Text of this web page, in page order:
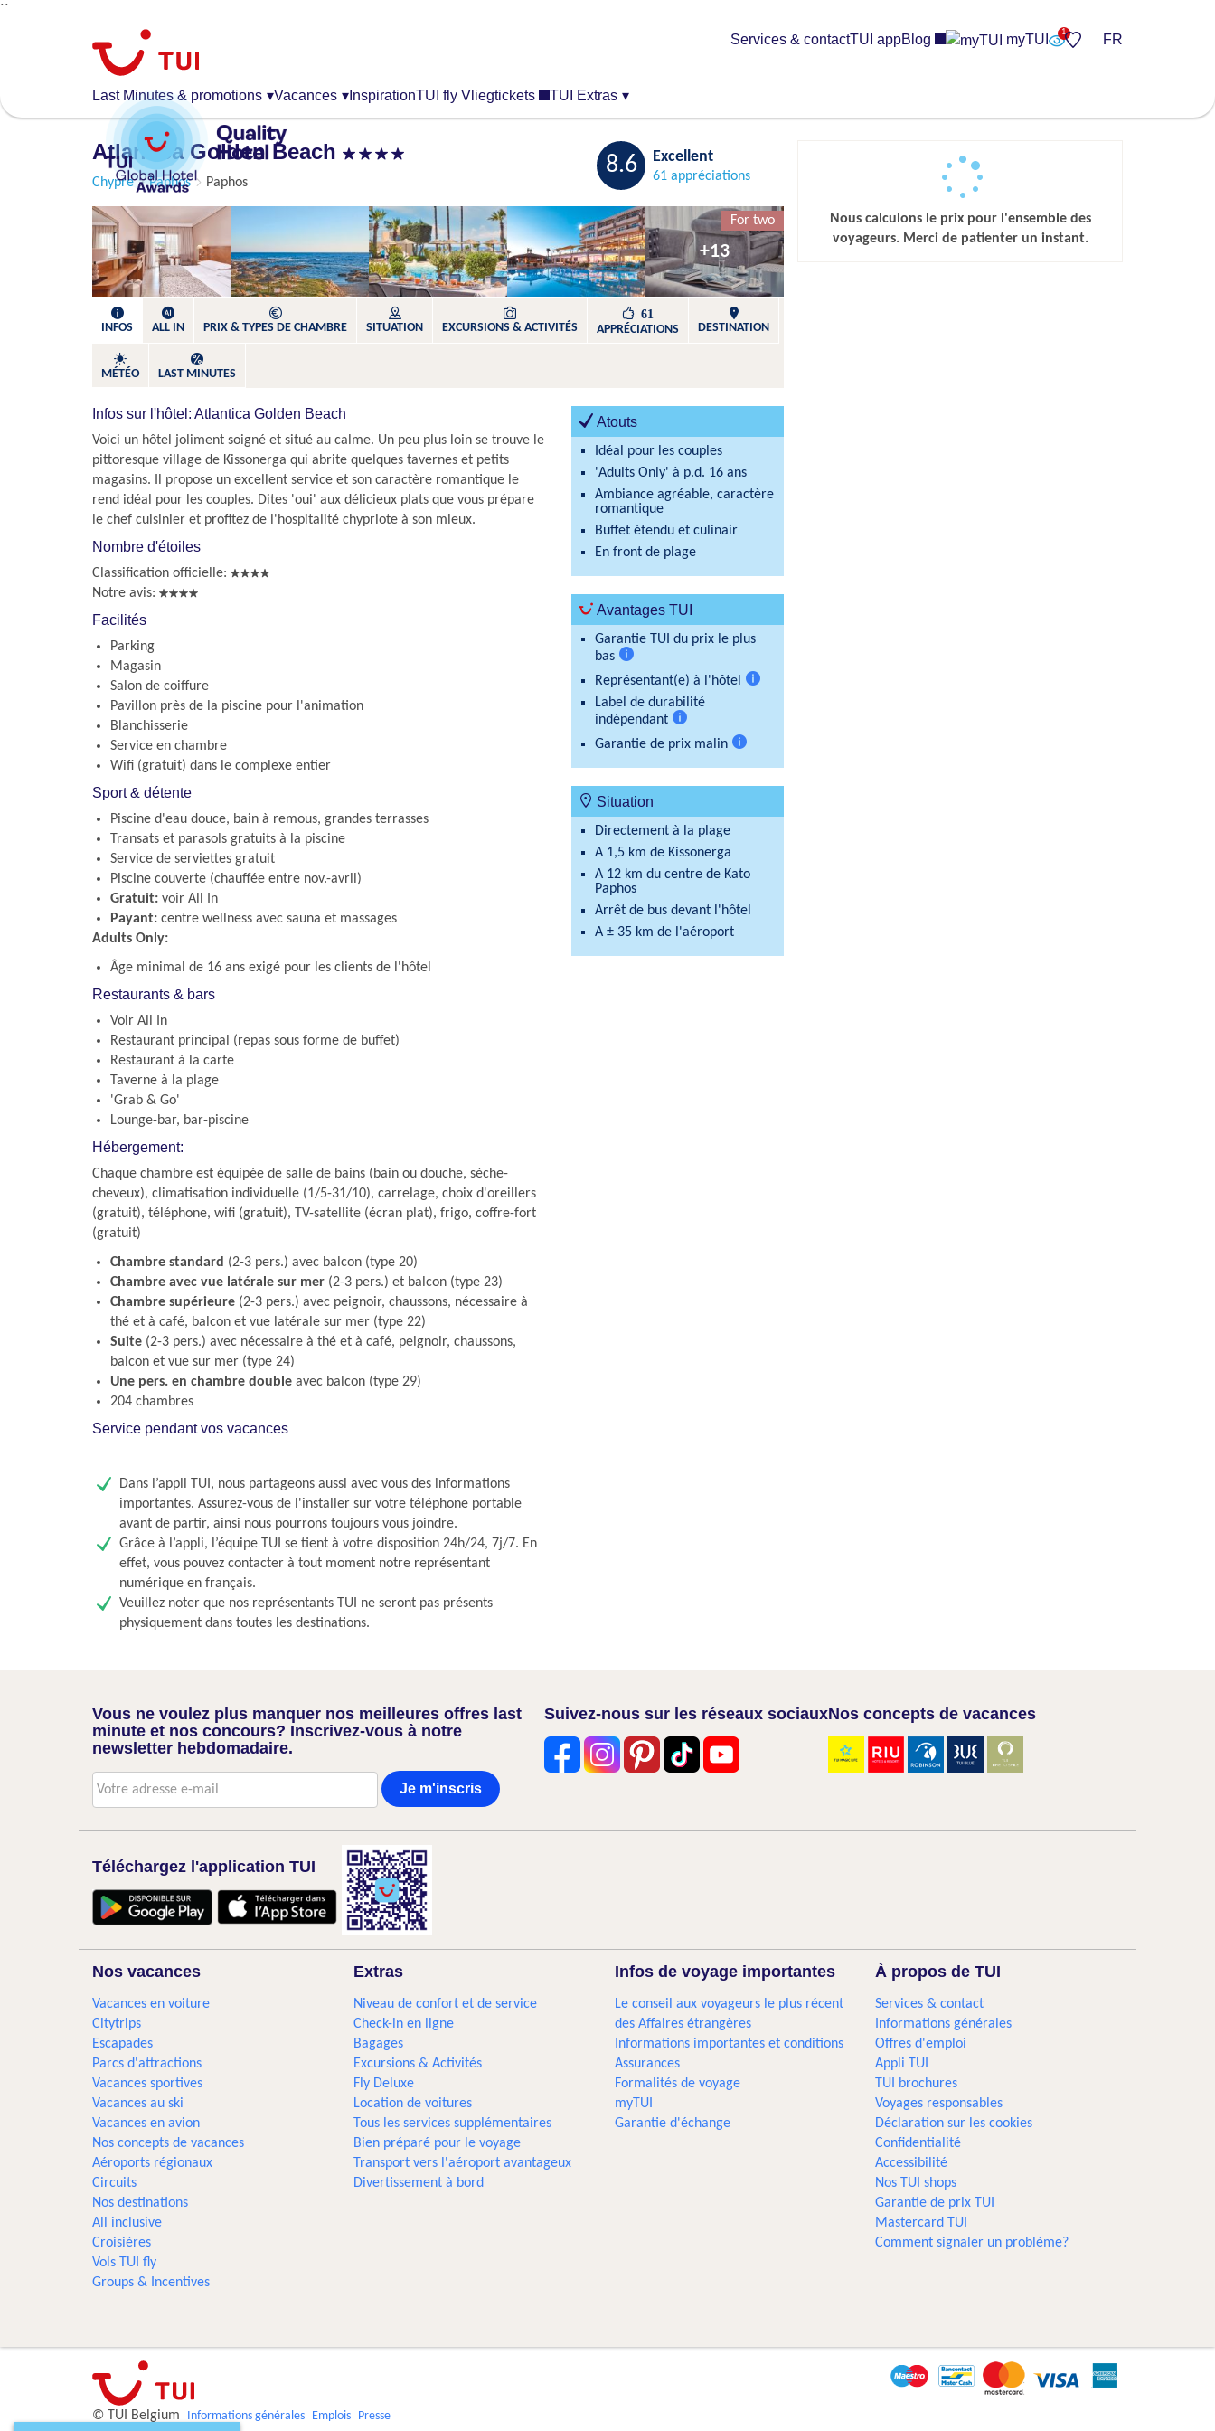
``
Last Minutes & promotions ▾Vacances ▾ InspirationTUI fly Vliegtickets TUI Extras ▾
Services & contactTUI appBlog myTUI FR
Atlantica Golden Beach Sauvegarder
Chypre Paphos Paphos
For two
8.6 Excellent
61 appréciations
+13
INFOS ALL IN PRIX & TYPES DE CHAMBRE SITUATION EXCURSIONS & ACTIVITÉS​
61
APPRÉCIATIONS
DESTINATION
MÉTÉO LAST MINUTES
Infos sur l'hôtel: Atlantica Golden Beach
Voici un hôtel joliment soigné et situé au calme. Un peu plus loin se trouve le
pittoresque village de Kissonerga qui abrite quelques tavernes et petits
magasins. Il propose un excellent service et son caractère romantique le
rend idéal pour les couples. Dites 'oui' aux délicieux plats que vous prépare
le chef cuisinier et profitez de l'hospitalité chypriote à son mieux.
Nombre d'étoiles
Classification officielle:
Notre avis:
Facilités
Parking
Magasin
Salon de coiffure
Pavillon près de la piscine pour l'animation
Blanchisserie
Service en chambre
Wifi (gratuit) dans le complexe entier
Sport & détente
Piscine d'eau douce, bain à remous, grandes terrasses
Transats et parasols gratuits à la piscine
Service de serviettes gratuit
Piscine couverte (chauffée entre nov.-avril)
Gratuit: voir All In
Payant: centre wellness avec sauna et massages
Adults Only:
Âge minimal de 16 ans exigé pour les clients de l'hôtel
Restaurants & bars
Voir All In
Restaurant principal (repas sous forme de buffet)
Restaurant à la carte
Taverne à la plage
'Grab & Go'
Lounge-bar, bar-piscine
Hébergement:
Chaque chambre est équipée de salle de bains (bain ou douche, sèche-
cheveux), climatisation individuelle (1/5-31/10), carrelage, choix d'oreillers
(gratuit), téléphone, wifi (gratuit), TV-satellite (écran plat), frigo, coffre-fort
(gratuit)
Chambre standard (2-3 pers.) avec balcon (type 20)
Chambre avec vue latérale sur mer (2-3 pers.) et balcon (type 23)
Chambre supérieure (2-3 pers.) avec peignoir, chaussons, nécessaire à
thé et à café, balcon et vue latérale sur mer (type 22)
Suite (2-3 pers.) avec nécessaire à thé et à café, peignoir, chaussons,
balcon et vue sur mer (type 24)
Une pers. en chambre double avec balcon (type 29)
204 chambres
Service pendant vos vacances
Dans l’appli TUI, nous partageons aussi avec vous des informations
importantes. Assurez-vous de l'installer sur votre téléphone portable
avant de partir, ainsi nous pourrons toujours vous joindre.
Grâce à l’appli, l’équipe TUI se tient à votre disposition 24h/24, 7j/7. En
effet, vous pouvez contacter à tout moment notre représentant
numérique en français.
Veuillez noter que nos représentants TUI ne seront pas présents
physiquement dans toutes les destinations.
Atouts
Idéal pour les couples
'Adults Only' à p.d. 16 ans
Ambiance agréable, caractère
romantique
Buffet étendu et culinair
En front de plage
Avantages TUI
Garantie TUI du prix le plus
bas
d'informations
Représentant(e) à l'hôtel
Label de durabilité
indépendant
d'informations
Garantie de prix malin
Situation
Directement à la plage
A 1,5 km de Kissonerga
A 12 km du centre de Kato
Paphos
Arrêt de bus devant l'hôtel
A ± 35 km de l'aéroport
Nous calculons le prix pour l'ensemble des
voyageurs. Merci de patienter un instant.
Vous ne voulez plus manquer nos meilleures offres last
minute et nos concours? Inscrivez-vous à notre
newsletter hebdomadaire.
Je m'inscris
Suivez-nous sur les réseaux sociauxNos concepts de vacances
Téléchargez l'application TUI
Nos vacances
Vacances en voiture
Citytrips
Escapades
Parcs d'attractions
Vacances sportives
Vacances au ski
Vacances en avion
Nos concepts de vacances
Aéroports régionaux
Circuits
Nos destinations
All inclusive
Croisières
Vols TUI fly
Groups & Incentives
Extras
Niveau de confort et de service
Check-in en ligne
Bagages
Excursions & Activités
Fly Deluxe
Location de voitures
Tous les services supplémentaires
Bien préparé pour le voyage
Transport vers l'aéroport avantageux
Divertissement à bord
Infos de voyage importantes
Le conseil aux voyageurs le plus récent
des Affaires étrangères
Informations importantes et conditions
Assurances
Formalités de voyage
myTUI
Garantie d'échange
À propos de TUI
Services & contact
Informations générales
Offres d'emploi
Appli TUI
TUI brochures
Voyages responsables
Déclaration sur les cookies
Confidentialité
Accessibilité
Nos TUI shops
Garantie de prix TUI
Mastercard TUI
Comment signaler un problème?
© TUI Belgium Informations générales Emplois Presse